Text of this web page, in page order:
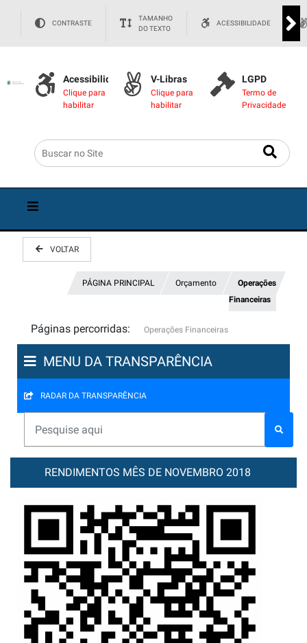
CONTRASTE
TAMANHO
DO TEXTO
ACESSIBILIDADE
Acessibilidade
Clique para
habilitar
V-Libras
Clique para
habilitar
LGPD
Termo de
Privacidade
VOLTAR
PÁGINA PRINCIPAL Orçamento
Operações
Financeiras
Páginas percorridas: Operações Financeiras
MENU DA TRANSPARÊNCIA
RADAR DA TRANSPARÊNCIA
RENDIMENTOS MÊS DE NOVEMBRO 2018